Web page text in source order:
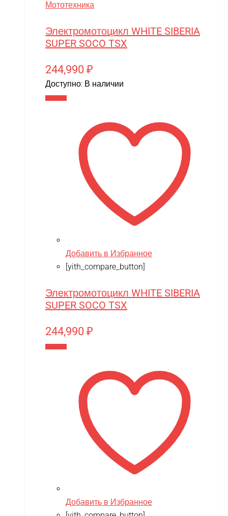
Мототехника
Электромотоцикл WHITE SIBERIA
SUPER SOCO TSX
244,990 ₽
Доступно: В наличии
Добавить в Избранное
[yith_compare_button]
Электромотоцикл WHITE SIBERIA
SUPER SOCO TSX
244,990 ₽
Добавить в Избранное